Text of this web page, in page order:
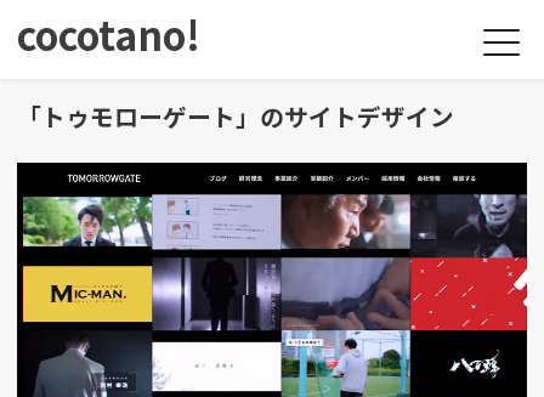
cocotano!
「トゥモローゲート」のサイトデザイン